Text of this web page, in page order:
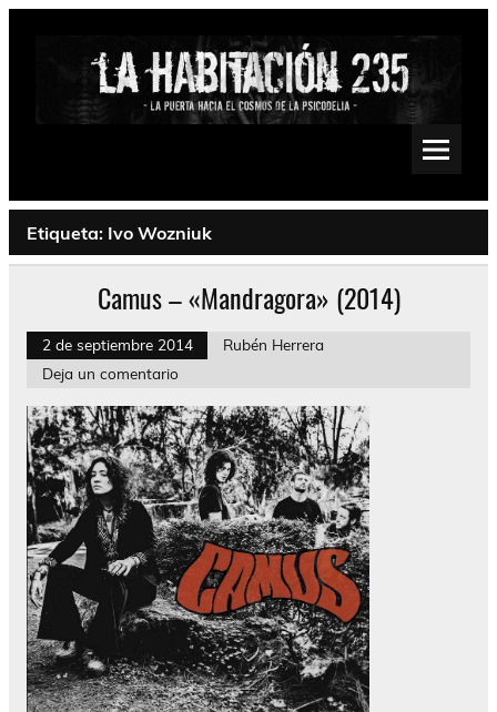
Saltar
Psychedelic, Stoner, Doom, Sludge, Fuzz, Space, Drone
Etiqueta: Ivo Wozniuk
Camus – «Mandragora» (2014)
2 de septiembre 2014
Rubén Herrera
Deja un comentario